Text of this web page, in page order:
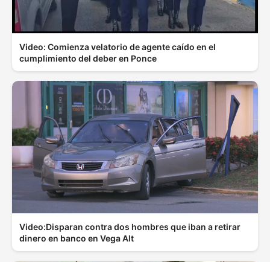
Video: Comienza velatorio de agente caído en el
cumplimiento del deber en Ponce
Video:Disparan contra dos hombres que iban a retirar
dinero en banco en Vega Alt